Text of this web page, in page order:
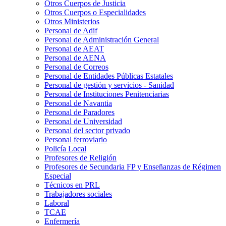
Otros Cuerpos de Justicia
Otros Cuerpos o Especialidades
Otros Ministerios
Personal de Adif
Personal de Administración General
Personal de AEAT
Personal de AENA
Personal de Correos
Personal de Entidades Públicas Estatales
Personal de gestión y servicios - Sanidad
Personal de Instituciones Penitenciarias
Personal de Navantia
Personal de Paradores
Personal de Universidad
Personal del sector privado
Personal ferroviario
Policía Local
Profesores de Religión
Profesores de Secundaria FP y Enseñanzas de Régimen
Especial
Técnicos en PRL
Trabajadores sociales
Laboral
TCAE
Enfermería